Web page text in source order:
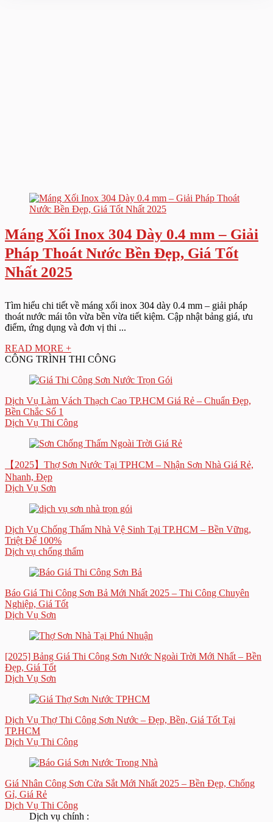
Máng Xối Inox 304 Dày 0.4 mm – Giải
Pháp Thoát Nước Bền Đẹp, Giá Tốt
Nhất 2025
Tìm hiểu chi tiết về máng xối inox 304 dày 0.4 mm – giải pháp
thoát nước mái tôn vừa bền vừa tiết kiệm. Cập nhật bảng giá, ưu
điểm, ứng dụng và đơn vị thi ...
READ MORE +
CÔNG TRÌNH THI CÔNG
Dịch Vụ Làm Vách Thạch Cao TP.HCM Giá Rẻ – Chuẩn Đẹp,
Bền Chắc Số 1
Dịch Vụ Thi Công
【2025】Thợ Sơn Nước Tại TPHCM – Nhận Sơn Nhà Giá Rẻ,
Nhanh, Đẹp
Dịch Vụ Sơn
Dịch Vụ Chống Thấm Nhà Vệ Sinh Tại TP.HCM – Bền Vững,
Triệt Để 100%
Dịch vụ chống thấm
Báo Giá Thi Công Sơn Bả Mới Nhất 2025 – Thi Công Chuyên
Nghiệp, Giá Tốt
Dịch Vụ Sơn
[2025] Bảng Giá Thi Công Sơn Nước Ngoài Trời Mới Nhất – Bền
Đẹp, Giá Tốt
Dịch Vụ Sơn
Dịch Vụ Thợ Thi Công Sơn Nước – Đẹp, Bền, Giá Tốt Tại
TP.HCM
Dịch Vụ Thi Công
Giá Nhân Công Sơn Cửa Sắt Mới Nhất 2025 – Bền Đẹp, Chống
Gỉ, Giá Rẻ
Dịch Vụ Thi Công
Dịch vụ chính :